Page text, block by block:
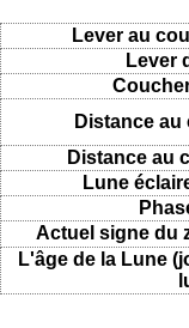
Lever au
Lever
Distance au
Distance au
Lune
Actuel signe du
L'âge de la Lune